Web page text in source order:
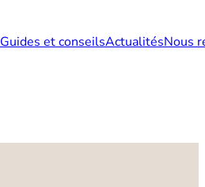
Guides et conseilsActualitésNous